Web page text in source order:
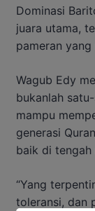
Dominasi
juara utama,
pameran
Wagub Edy
bukanlah
mampu
generasi
baik di tengah
“Yang
toleransi, dan